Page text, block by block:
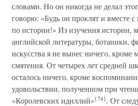
словами. Но он никогда не делал
говорю: «Будь он проклят и вместе
по истории!» Из изучения истории,
английской литературы, ботаники,
искусства я не вынес ничего, кроме
смятения. От четырех лет средней
осталось ничего, кроме
удовольствии, полученном при
«Королевских идиллий»{74}. От